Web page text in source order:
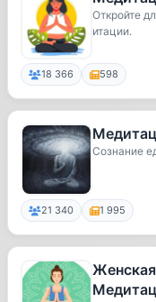
Откройте
итации.
18 366 598
Сознание
21 340 1 995
Женская